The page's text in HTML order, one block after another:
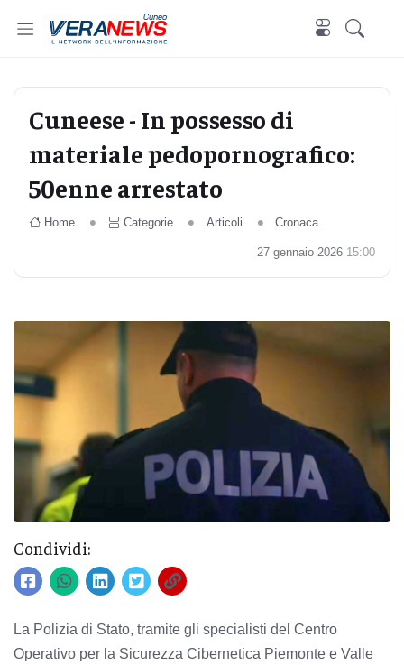
Cuneo
Cuneese - In possesso di
materiale pedopornografico:
50enne arrestato
Home Categorie Articoli Cronaca
27 gennaio 2026 15:00
Condividi:
La Polizia di Stato, tramite gli specialisti del Centro
Operativo per la Sicurezza Cibernetica Piemonte e Valle